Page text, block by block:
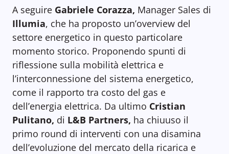
A seguire Gabriele Corazza, Manager Sales di
Illumia, che ha proposto un’overview del
settore energetico in questo particolare
momento storico. Proponendo spunti di
riflessione sulla mobilità elettrica e
l’interconnessione del sistema energetico,
come il rapporto tra costo del gas e
dell’energia elettrica. Da ultimo Cristian
Pulitano, di L&B Partners, ha chiuuso il
primo round di interventi con una disamina
dell’evoluzione del mercato della ricarica e